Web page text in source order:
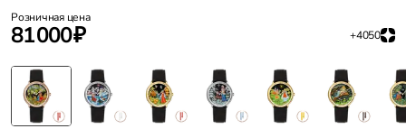
Розничная цена
81 000 ₽ +4050